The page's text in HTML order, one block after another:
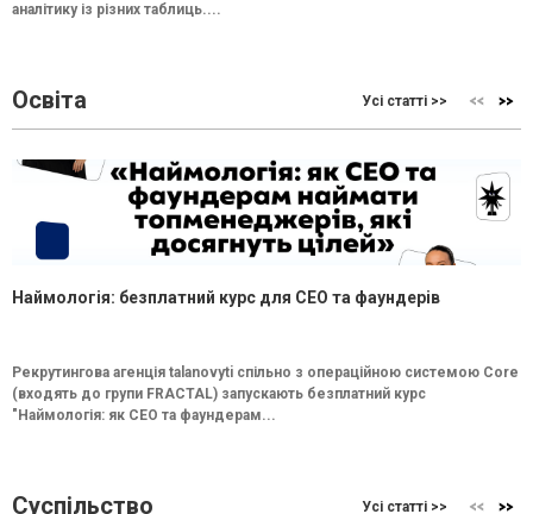
аналітику із різних таблиць....
Освіта Усі статті >>
Наймологія: безплатний курс для CEO та фаундерів
Рекрутингова агенція talanovyti спільно з операційною системою Core
(входять до групи FRACTAL) запускають безплатний курс
"Наймологія: як СEO та фаундерам...
Суспільство Усі статті >>